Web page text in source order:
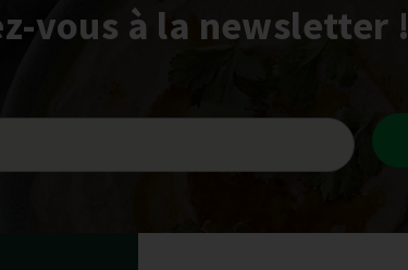
vous à la newsletter !